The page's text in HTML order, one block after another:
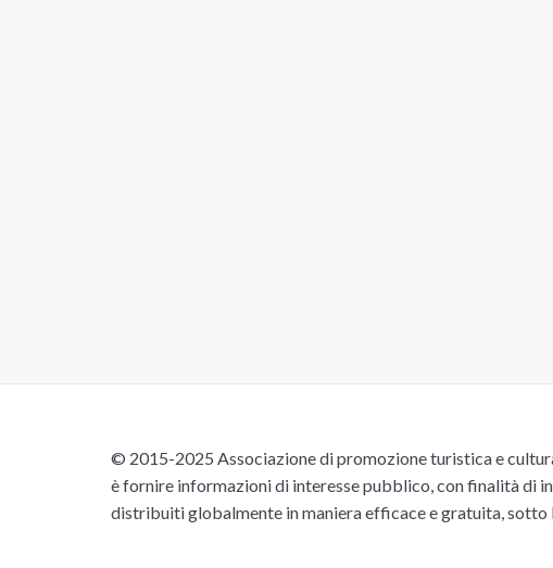
© 2015-2025 Associazione di promozione turistica e
è fornire informazioni di interesse pubblico, con finalità di
distribuiti globalmente in maniera efficace e gratuita,